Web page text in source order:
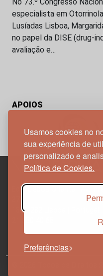
Usamos cookies no
sua experiência de
personalizado e
Política de Cookies.
Preferências
especialista em
Lusíadas Lisboa,
no papel da DISE (drug-
avaliação e…
APOIOS
Edif. Lisboa Oriente | Av.
1800-282 Lisboa | Portugal